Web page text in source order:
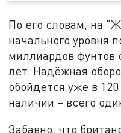
По его словам, на
начального уровня
миллиардов фунтов
лет. Надёжная
обойдётся уже в
наличии – всего
Забавно, что